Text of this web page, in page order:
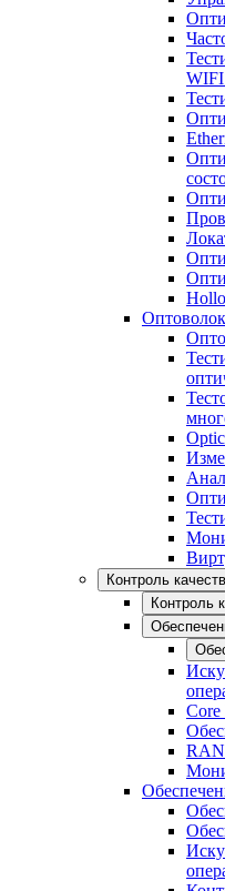
Контроль
Контроль
Core
RAN